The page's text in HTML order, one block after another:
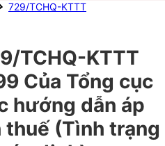
729/TCHQ-KTTT
TCHQ-KTTT
Của Tổng cục
hướng dẫn áp
(Tình trạng